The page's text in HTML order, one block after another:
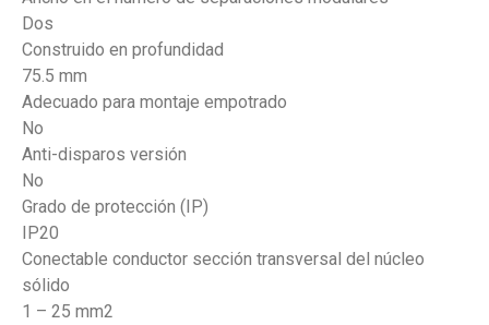
Dos
Construido en profundidad
75.5 mm
Adecuado para montaje empotrado
No
Anti-disparos versión
No
Grado de protección (IP)
IP20
Conectable conductor sección transversal del núcleo
sólido
1 – 25 mm2